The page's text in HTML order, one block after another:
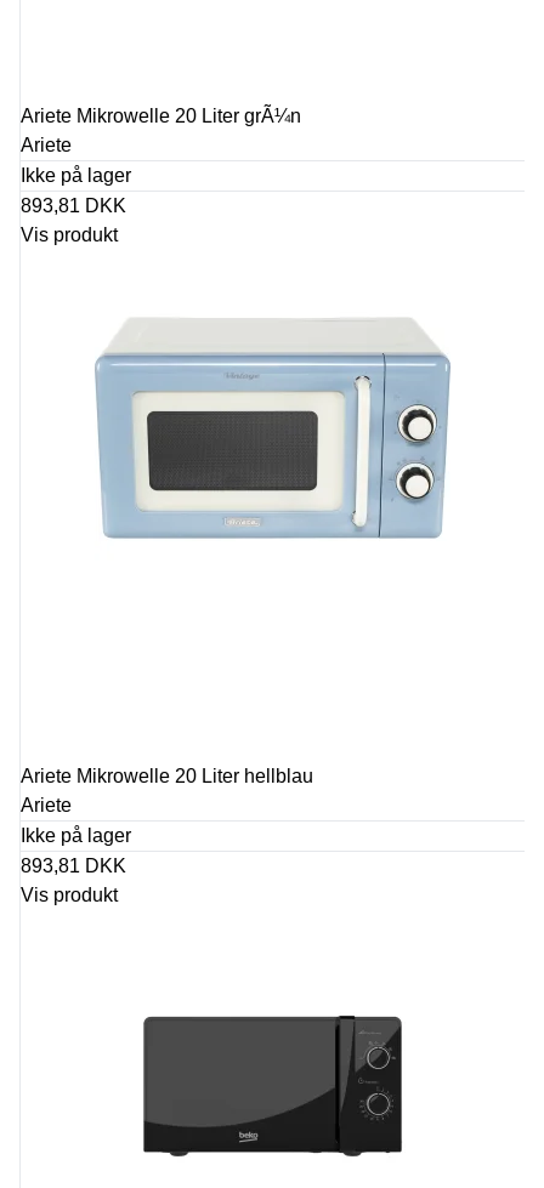
Ariete Mikrowelle 20 Liter grÃ¼n
Ariete
Ikke på lager
893,81 DKK
Vis produkt
Ariete Mikrowelle 20 Liter hellblau
Ariete
Ikke på lager
893,81 DKK
Vis produkt